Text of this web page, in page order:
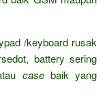
/keyboard rusak
battery sering
casebaik yang